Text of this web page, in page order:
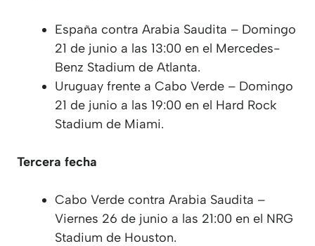
España contra Arabia Saudita – Domingo
21 de junio a las 13:00 en el Mercedes-
Benz Stadium de Atlanta.
Uruguay frente a Cabo Verde – Domingo
21 de junio a las 19:00 en el Hard Rock
Stadium de Miami.
Tercera fecha
Cabo Verde contra Arabia Saudita –
Viernes 26 de junio a las 21:00 en el NRG
Stadium de Houston.